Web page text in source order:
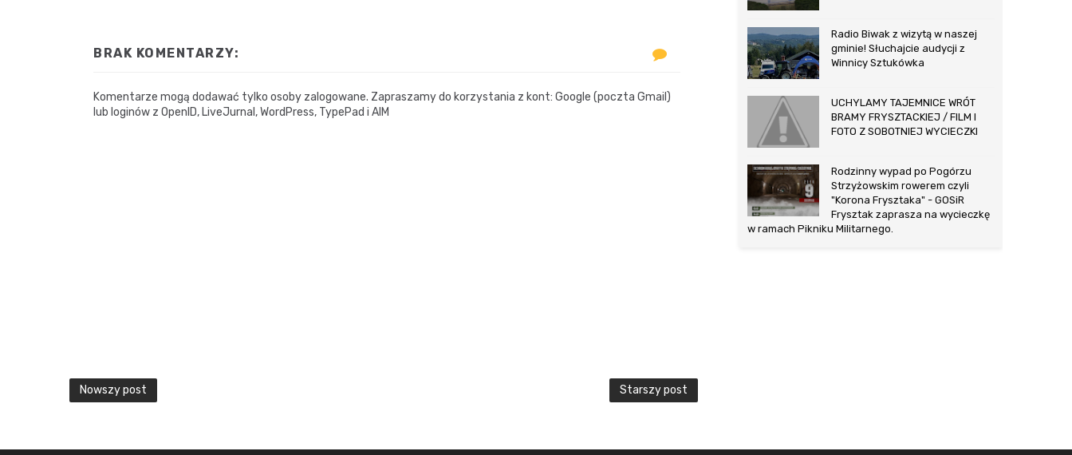
BRAK KOMENTARZY:
Komentarze mogą dodawać tylko osoby zalogowane. Zapraszamy do korzystania z kont: Google (poczta Gmail)
lub loginów z OpenID, LiveJurnal, WordPress, TypePad i AIM
Nowszy post Starszy post
Radio Biwak z wizytą w naszej
gminie! Słuchajcie audycji z
Winnicy Sztukówka
UCHYLAMY TAJEMNICE WRÓT
BRAMY FRYSZTACKIEJ / FILM I
FOTO Z SOBOTNIEJ WYCIECZKI
Rodzinny wypad po Pogórzu
Strzyżowskim rowerem czyli
"Korona Frysztaka" - GOSiR
Frysztak zaprasza na wycieczkę
w ramach Pikniku Militarnego.